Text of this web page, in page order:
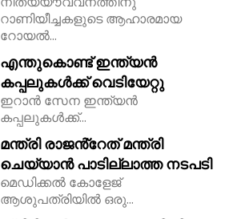
റാണിയീച്ചകളുടെ ആഹാരമായ
റോയല്‍...
എന്തുകൊണ്ട് ഇന്ത്യൻ
കപ്പലുകൾക്ക് വെടിയേറ്റു
ഇറാൻ സേന ഇന്ത്യൻ
കപ്പലുകൾക്ക്...
മന്ത്രി രാജൻ്റേത് മന്ത്രി
ചെയ്യാൻ പാടില്ലാത്ത നടപടി
മെഡിക്കൽ കോളേജ്
ആശുപത്രിയിൽ ഒരു...